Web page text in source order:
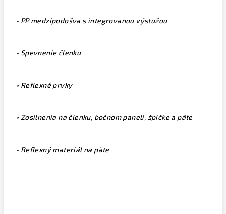
• PP medzipodošva s integrovanou výstužou
• Spevnenie členku
• Reflexné prvky
• Zosilnenia na členku, bočnom paneli, špičke a päte
• Reflexný materiál na päte